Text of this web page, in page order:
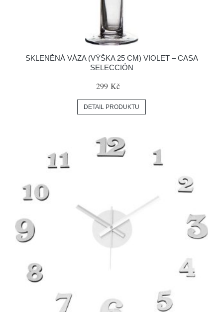
SKLENĚNÁ VÁZA (VÝŠKA 25 CM) VIOLET – CASA
SELECCIÓN
299 Kč
DETAIL PRODUKTU